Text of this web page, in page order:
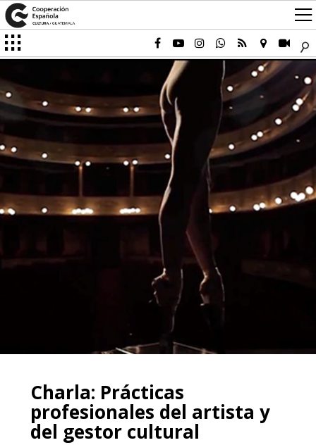
Charla: Prácticas
profesionales del artista y
del gestor cultural